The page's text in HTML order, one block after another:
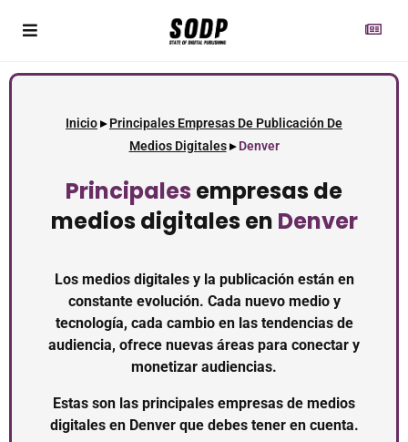
Inicio▸Principales Empresas De Publicación De
Medios Digitales▸Denver
Principales empresas de
medios digitales en Denver
Los medios digitales y la publicación están en
constante evolución. Cada nuevo medio y
tecnología, cada cambio en las tendencias de
audiencia, ofrece nuevas áreas para conectar y
monetizar audiencias.
Estas son las principales empresas de medios
digitales en Denver que debes tener en cuenta.